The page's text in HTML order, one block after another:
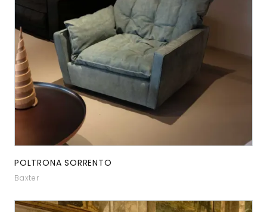
POLTRONA SORRENTO
Baxter